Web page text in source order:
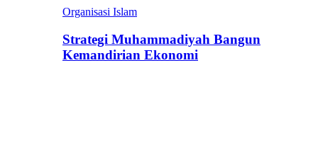
Organisasi Islam
Strategi Muhammadiyah Bangun
Kemandirian Ekonomi